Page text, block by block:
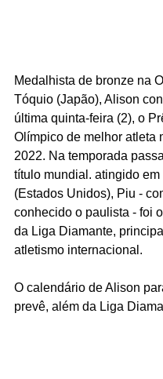
Medalhista de bronze na
Tóquio (Japão), Alison
última quinta-feira (2), o
Olímpico de melhor atleta
2022. Na temporada
título mundial. atingido
(Estados Unidos), Piu -
conhecido o paulista - foi
da Liga Diamante,
atletismo internacional.
O calendário de Alison
prevê, além da Liga